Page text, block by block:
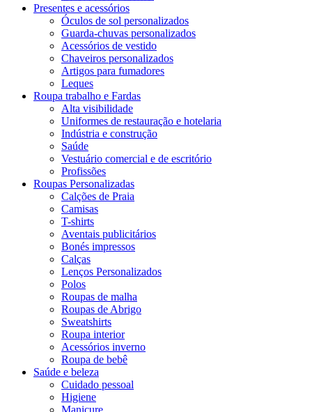
Presentes e acessórios
Óculos de sol personalizados
Guarda-chuvas personalizados
Acessórios de vestido
Chaveiros personalizados
Artigos para fumadores
Leques
Roupa trabalho e Fardas
Alta visibilidade
Uniformes de restauração e hotelaria
Indústria e construção
Saúde
Vestuário comercial e de escritório
Profissões
Roupas Personalizadas
Calções de Praia
Camisas
T-shirts
Aventais publicitários
Bonés impressos
Calças
Lenços Personalizados
Polos
Roupas de malha
Roupas de Abrigo
Sweatshirts
Roupa interior
Acessórios inverno
Roupa de bebê
Saúde e beleza
Cuidado pessoal
Higiene
Manicure